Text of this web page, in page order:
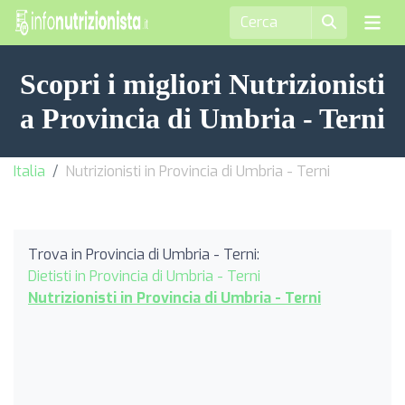
Scopri i migliori Nutrizionisti
a Provincia di Umbria - Terni
Italia Nutrizionisti in Provincia di Umbria - Terni
Trova in Provincia di Umbria - Terni:
Dietisti in Provincia di Umbria - Terni
Nutrizionisti in Provincia di Umbria - Terni